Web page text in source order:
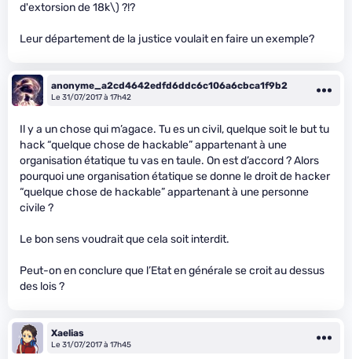
d'extorsion de 18k\) ?!?
Leur département de la justice voulait en faire un exemple?
anonyme_a2cd4642edfd6ddc6c106a6cbca1f9b2
Le 31/07/2017 à 17h42
Il y a un chose qui m’agace. Tu es un civil, quelque soit le but tu
hack “quelque chose de hackable” appartenant à une
organisation étatique tu vas en taule. On est d’accord ? Alors
pourquoi une organisation étatique se donne le droit de hacker
“quelque chose de hackable” appartenant à une personne
civile ?
Le bon sens voudrait que cela soit interdit.
Peut-on en conclure que l’Etat en générale se croit au dessus
des lois ?
Xaelias
Le 31/07/2017 à 17h45